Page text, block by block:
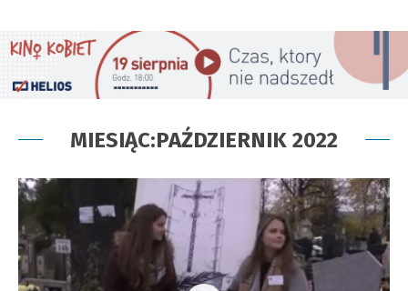
MIESIĄC:PAŹDZIERNIK 2022